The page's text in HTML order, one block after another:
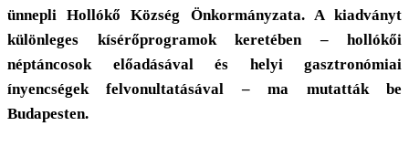
ünnepli Hollókő Község Önkormányzata. A kiadványt
különleges kísérőprogramok keretében – hollókői
néptáncosok előadásával és helyi gasztronómiai
ínyencségek felvonultatásával – ma mutatták be
Budapesten.